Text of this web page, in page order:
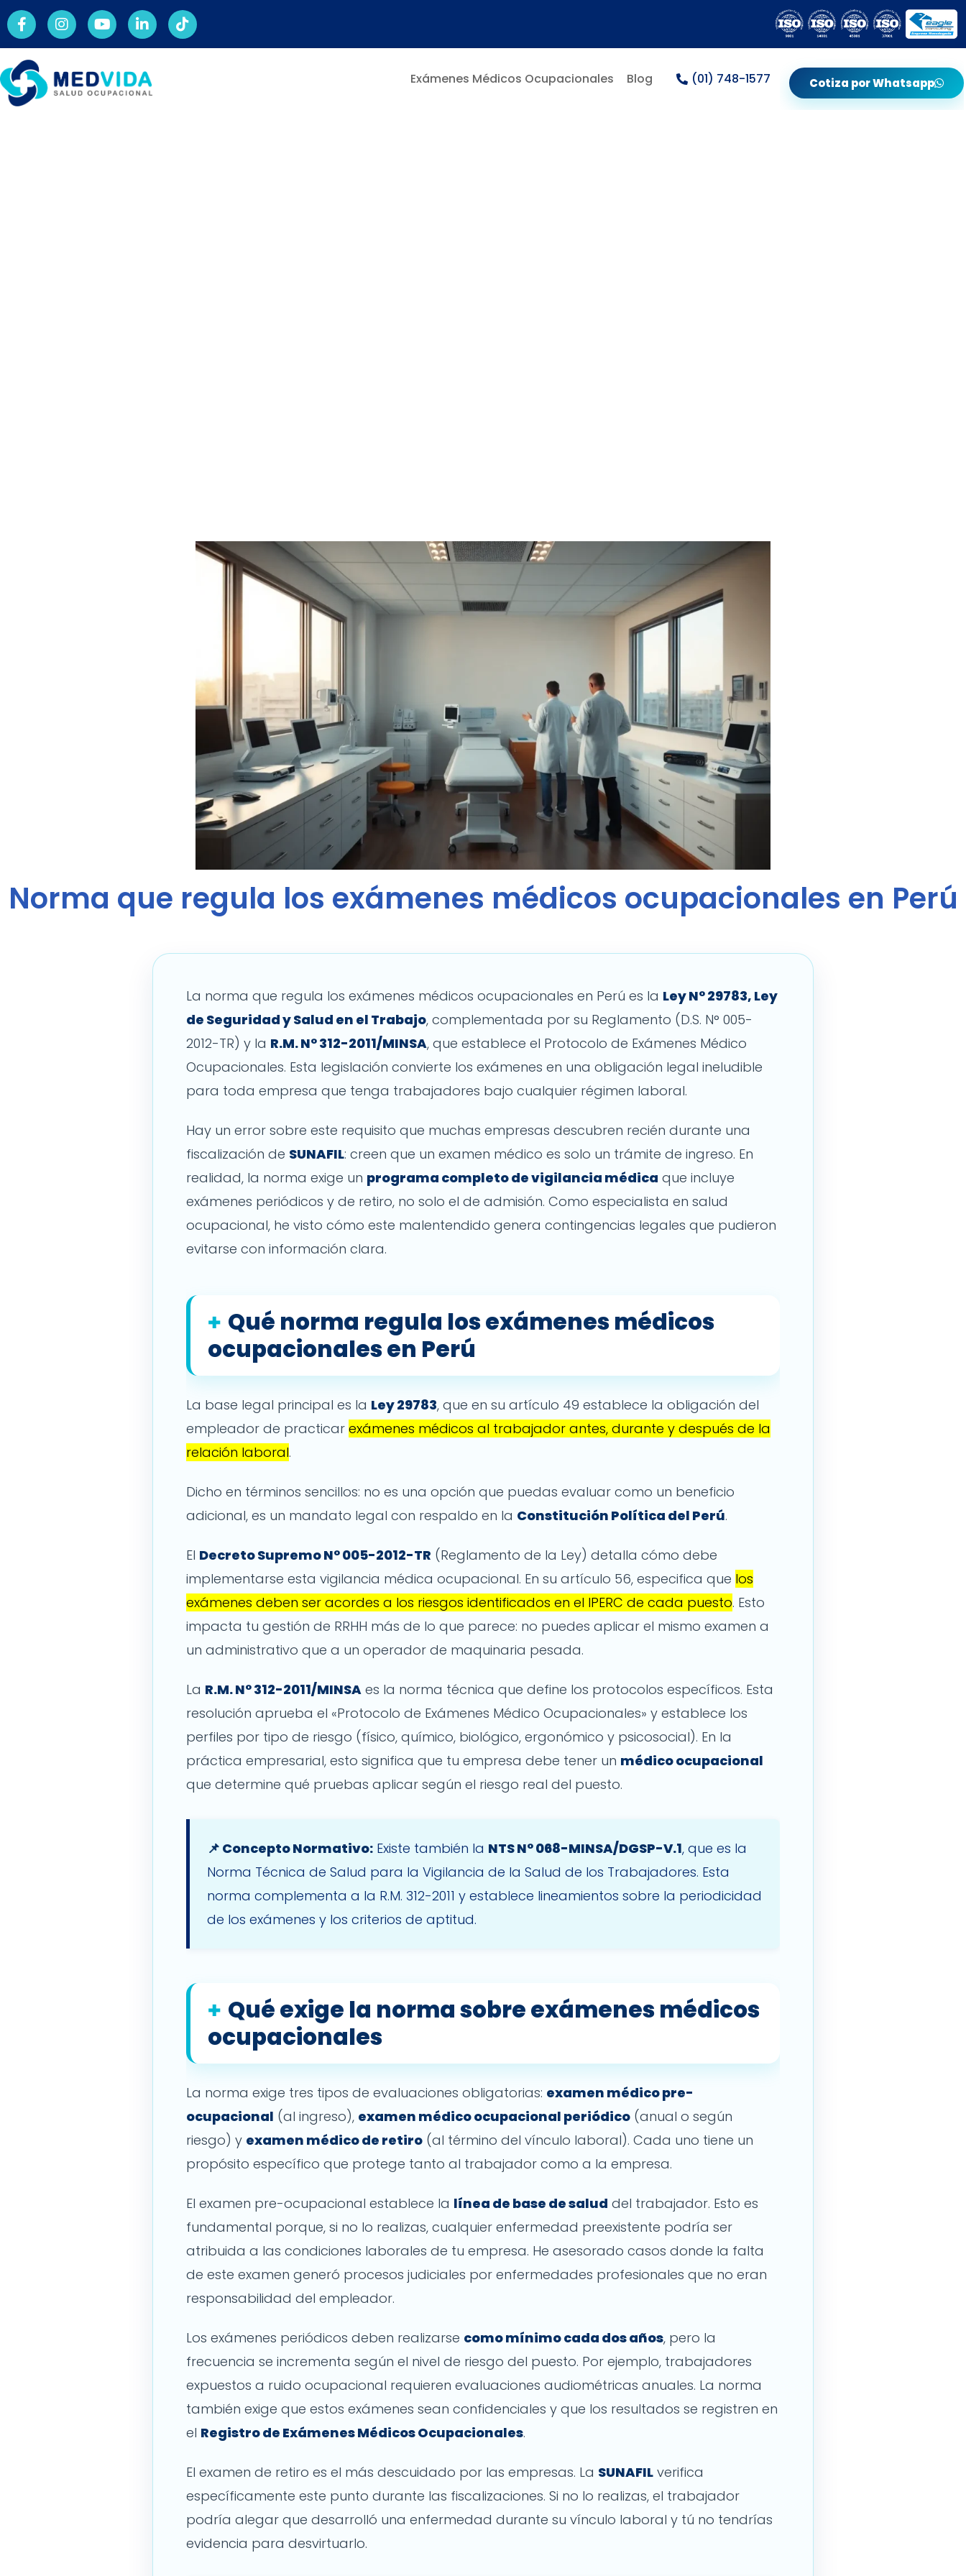
Exámenes Médicos Ocupacionales Blog (01) 748-1577 Cotiza por Whatsapp
Norma que regula los exámenes médicos ocupacionales en Perú
La norma que regula los exámenes médicos ocupacionales en Perú es la Ley N° 29783, Ley
de Seguridad y Salud en el Trabajo, complementada por su Reglamento (D.S. N° 005-
2012-TR) y la R.M. N° 312-2011/MINSA, que establece el Protocolo de Exámenes Médico
Ocupacionales. Esta legislación convierte los exámenes en una obligación legal ineludible
para toda empresa que tenga trabajadores bajo cualquier régimen laboral.
Hay un error sobre este requisito que muchas empresas descubren recién durante una
fiscalización de SUNAFIL: creen que un examen médico es solo un trámite de ingreso. En
realidad, la norma exige un programa completo de vigilancia médica que incluye
exámenes periódicos y de retiro, no solo el de admisión. Como especialista en salud
ocupacional, he visto cómo este malentendido genera contingencias legales que pudieron
evitarse con información clara.
Qué norma regula los exámenes médicos
ocupacionales en Perú
La base legal principal es la Ley 29783, que en su artículo 49 establece la obligación del
empleador de practicar exámenes médicos al trabajador antes, durante y después de la
relación laboral.
Dicho en términos sencillos: no es una opción que puedas evaluar como un beneficio
adicional, es un mandato legal con respaldo en la Constitución Política del Perú.
El Decreto Supremo N° 005-2012-TR (Reglamento de la Ley) detalla cómo debe
implementarse esta vigilancia médica ocupacional. En su artículo 56, especifica que los
exámenes deben ser acordes a los riesgos identificados en el IPERC de cada puesto. Esto
impacta tu gestión de RRHH más de lo que parece: no puedes aplicar el mismo examen a
un administrativo que a un operador de maquinaria pesada.
La R.M. N° 312-2011/MINSA es la norma técnica que define los protocolos específicos. Esta
resolución aprueba el «Protocolo de Exámenes Médico Ocupacionales» y establece los
perfiles por tipo de riesgo (físico, químico, biológico, ergonómico y psicosocial). En la
práctica empresarial, esto significa que tu empresa debe tener un médico ocupacional
que determine qué pruebas aplicar según el riesgo real del puesto.
📌 Concepto Normativo: Existe también la NTS N° 068-MINSA/DGSP-V.1, que es la
Norma Técnica de Salud para la Vigilancia de la Salud de los Trabajadores. Esta
norma complementa a la R.M. 312-2011 y establece lineamientos sobre la periodicidad
de los exámenes y los criterios de aptitud.
Qué exige la norma sobre exámenes médicos
ocupacionales
La norma exige tres tipos de evaluaciones obligatorias: examen médico pre-
ocupacional (al ingreso), examen médico ocupacional periódico (anual o según
riesgo) y examen médico de retiro (al término del vínculo laboral). Cada uno tiene un
propósito específico que protege tanto al trabajador como a la empresa.
El examen pre-ocupacional establece la línea de base de salud del trabajador. Esto es
fundamental porque, si no lo realizas, cualquier enfermedad preexistente podría ser
atribuida a las condiciones laborales de tu empresa. He asesorado casos donde la falta
de este examen generó procesos judiciales por enfermedades profesionales que no eran
responsabilidad del empleador.
Los exámenes periódicos deben realizarse como mínimo cada dos años, pero la
frecuencia se incrementa según el nivel de riesgo del puesto. Por ejemplo, trabajadores
expuestos a ruido ocupacional requieren evaluaciones audiométricas anuales. La norma
también exige que estos exámenes sean confidenciales y que los resultados se registren en
el Registro de Exámenes Médicos Ocupacionales.
El examen de retiro es el más descuidado por las empresas. La SUNAFIL verifica
específicamente este punto durante las fiscalizaciones. Si no lo realizas, el trabajador
podría alegar que desarrolló una enfermedad durante su vínculo laboral y tú no tendrías
evidencia para desvirtuarlo.